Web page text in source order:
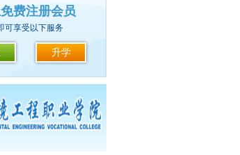
费注册会员
可享受以下服务
升学